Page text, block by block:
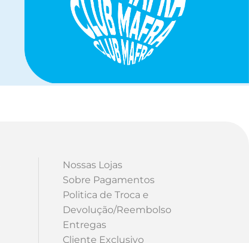
Nossas Lojas
Sobre Pagamentos
Politica de Troca e
Devolução/Reembolso
Entregas
Cliente Exclusivo